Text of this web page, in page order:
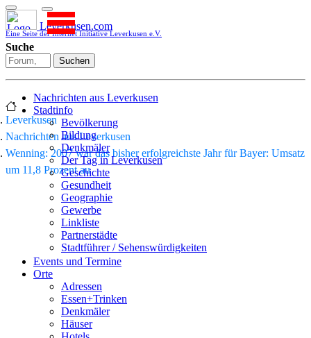
Leverkusen.com
Eine Seite der Internet Initiative Leverkusen e.V.
Suche
Suchen
Nachrichten aus Leverkusen
Stadtinfo
Bevölkerung
Bildung
Denkmäler
Der Tag in Leverkusen
Geschichte
Gesundheit
Geographie
Gewerbe
Linkliste
Partnerstädte
Stadtführer / Sehenswürdigkeiten
Stadtplan
Sport
Who is who
Wohnen
Events und Termine
Orte
Adressen
Essen+Trinken
Denkmäler
Häuser
Leverkusen
Nachrichten aus Leverkusen
Wenning: 2007 war das bisher erfolgreichste Jahr für Bayer: Umsatz
um 11,8 Prozent au